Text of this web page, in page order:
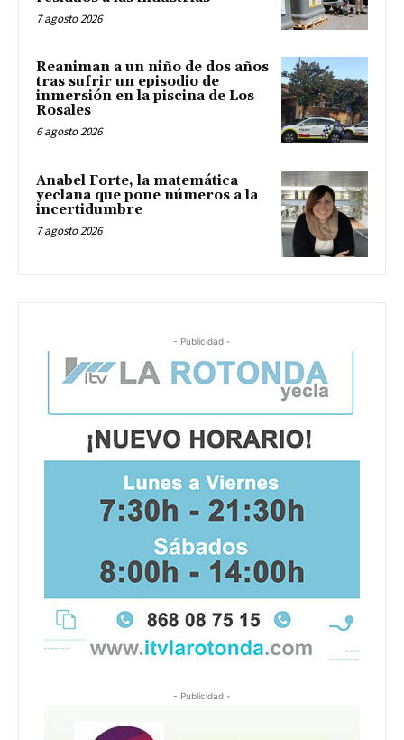
7 agosto 2026
Reaniman a un niño de dos años
tras sufrir un episodio de
inmersión en la piscina de Los
Rosales
6 agosto 2026
Anabel Forte, la matemática
yeclana que pone números a la
incertidumbre
7 agosto 2026
- Publicidad -
- Publicidad -